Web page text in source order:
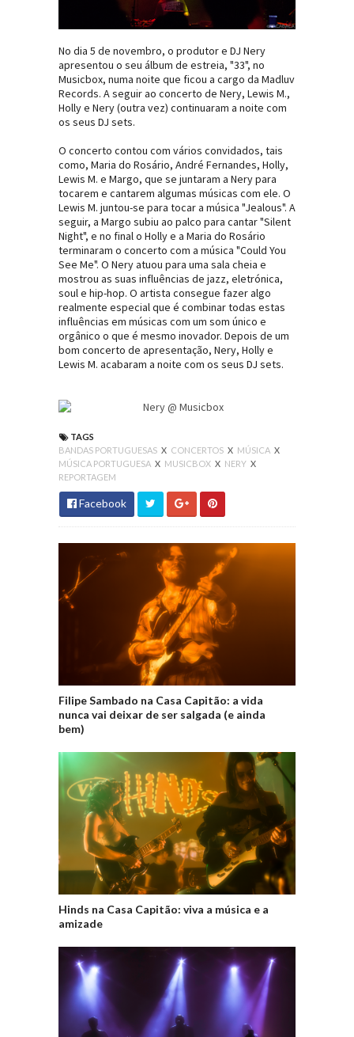
No dia 5 de novembro, o produtor e DJ Nery
apresentou o seu álbum de estreia, "33", no
Musicbox, numa noite que ficou a cargo da Madluv
Records. A seguir ao concerto de Nery, Lewis M.,
Holly e Nery (outra vez) continuaram a noite com
os seus DJ sets.
O concerto contou com vários convidados, tais
como, Maria do Rosário, André Fernandes, Holly,
Lewis M. e Margo, que se juntaram a Nery para
tocarem e cantarem algumas músicas com ele. O
Lewis M. juntou-se para tocar a música "Jealous". A
seguir, a Margo subiu ao palco para cantar "Silent
Night", e no final o Holly e a Maria do Rosário
terminaram o concerto com a música "Could You
See Me". O Nery atuou para uma sala cheia e
mostrou as suas influências de jazz, eletrónica,
soul e hip-hop. O artista consegue fazer algo
realmente especial que é combinar todas estas
influências em músicas com um som único e
orgânico o que é mesmo inovador. Depois de um
bom concerto de apresentação, Nery, Holly e
Lewis M. acabaram a noite com os seus DJ sets.
TAGS
BANDAS PORTUGUESAS X CONCERTOS X MÚSICA X
MÚSICA PORTUGUESA X MUSICBOX X NERY X
REPORTAGEM
Facebook
Filipe Sambado na Casa Capitão: a vida
nunca vai deixar de ser salgada (e ainda
bem)
Hinds na Casa Capitão: viva a música e a
amizade